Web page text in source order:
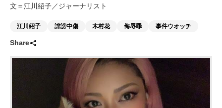
AI JOURNAL
ADOPTABLE DOG JOURNAL
文＝江川紹子／ジャーナリスト
江川紹子 誹謗中傷 木村花 侮辱罪 事件ウオッチ
Share